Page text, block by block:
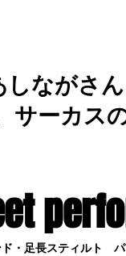
しながさ
サーカス
足長スティルト パ